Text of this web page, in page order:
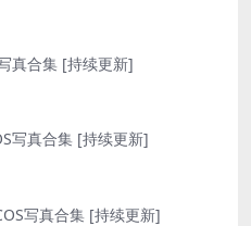
真合集 [持续更新]
写真合集 [持续更新]
写真合集 [持续更新]